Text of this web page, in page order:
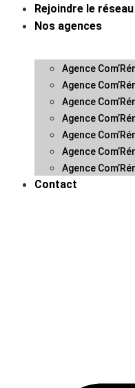
Rejoindre le réseau
Nos agences
Agence
Agence
Agence
Agence
Agence
Agence
Agence
Contact